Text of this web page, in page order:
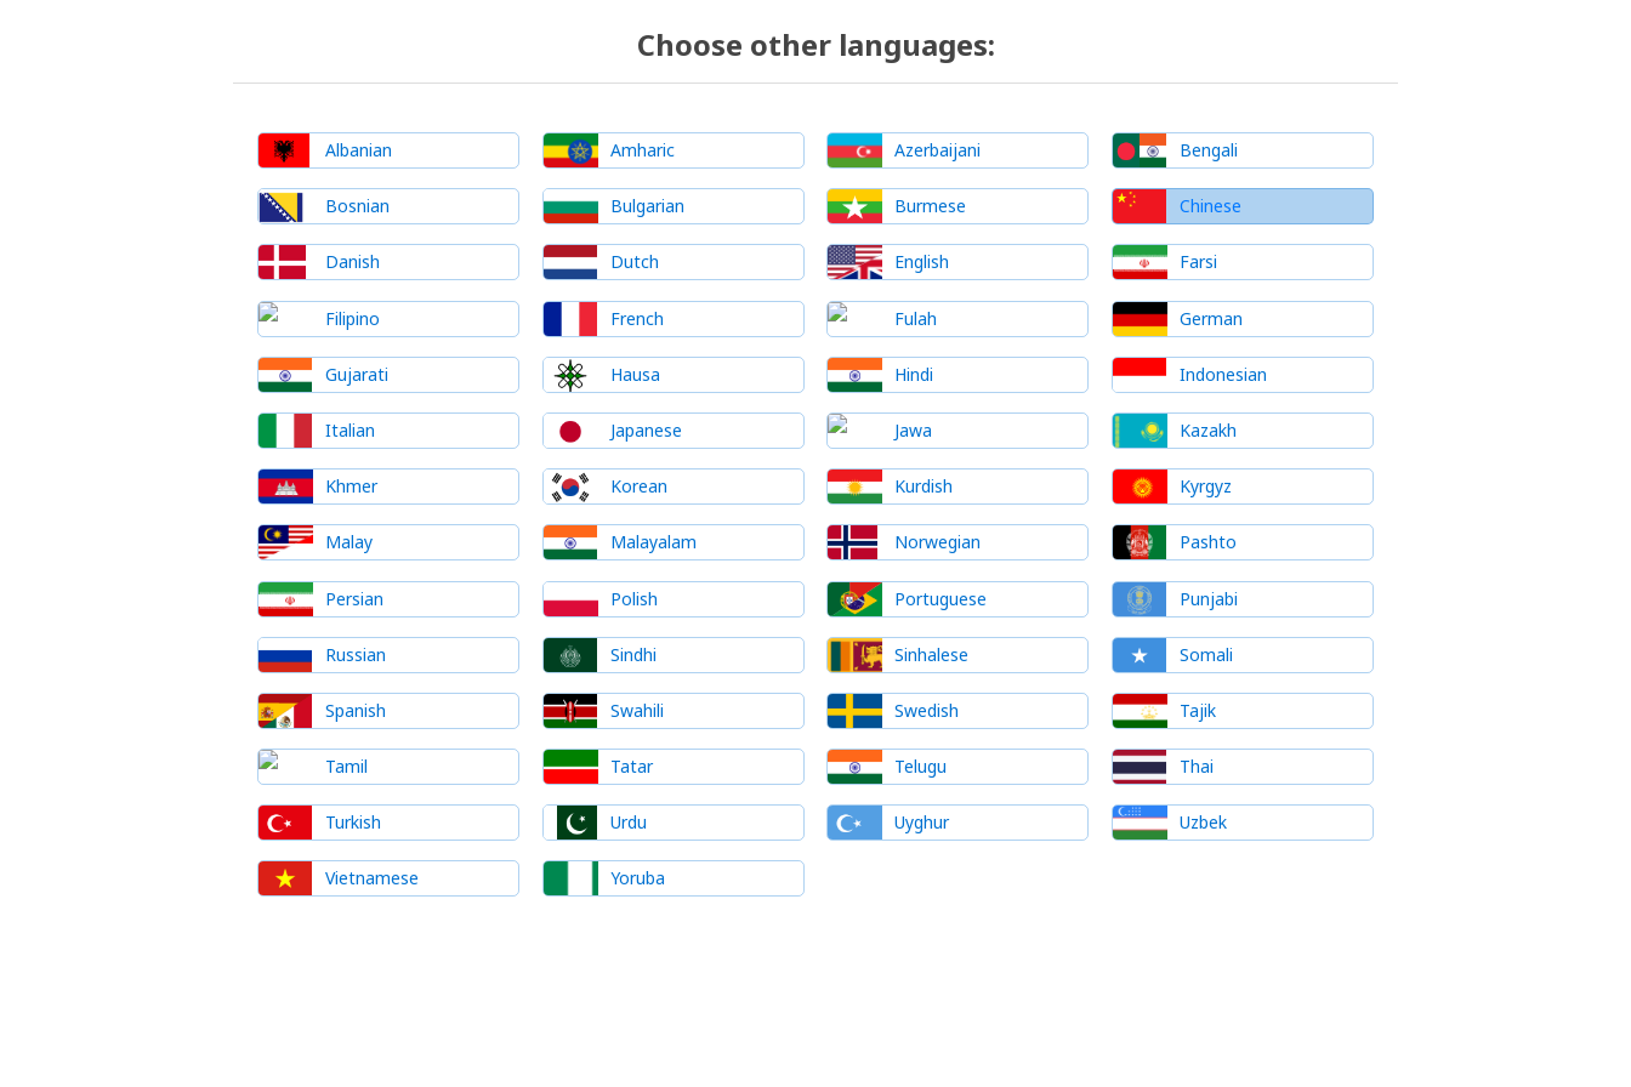
Choose other languages:
Albanian Amharic Azerbaijani Bengali
Bosnian Bulgarian Burmese Chinese
Danish Dutch English Farsi
Filipino French Fulah German
Gujarati Hausa Hindi Indonesian
Italian Japanese Jawa Kazakh
Khmer Korean Kurdish Kyrgyz
Malay Malayalam Norwegian Pashto
Persian Polish Portuguese Punjabi
Russian Sindhi Sinhalese Somali
Spanish Swahili Swedish Tajik
Tamil Tatar Telugu Thai
Turkish Urdu Uyghur Uzbek
Vietnamese Yoruba